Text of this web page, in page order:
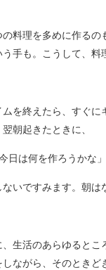
の料理を多めに作る
手も。こうして、料
を終えたら、すぐ
朝起きたときに、
日は何を作ろうかな」
いですみます。朝は
生活のあらゆると
ながら、そのときど